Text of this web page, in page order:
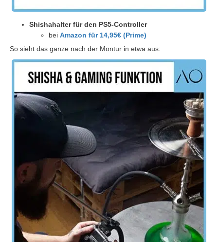
Shishahalter für den PS5-Controller
bei Amazon für 14,95€ (Prime)
So sieht das ganze nach der Montur in etwa aus: